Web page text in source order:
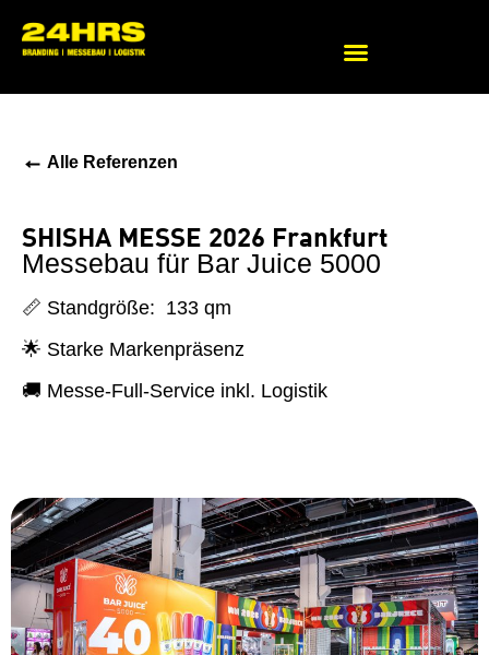
← Alle Referenzen
SHISHA MESSE 2026 Frankfurt
Messebau für Bar Juice 5000
📏 Standgröße: 133 qm
🌟 Starke Markenpräsenz
🚚 Messe-Full-Service inkl. Logistik